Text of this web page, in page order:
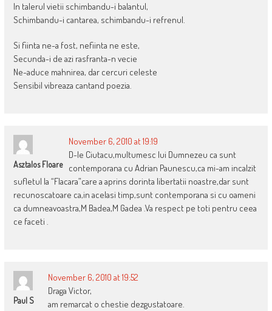
In talerul vietii schimbandu-i balantul,
Schimbandu-i cantarea, schimbandu-i refrenul.
Si fiinta ne-a fost, nefiinta ne este,
Secunda-i de azi rasfranta-n vecie
Ne-aduce mahnirea, dar cercuri celeste
Sensibil vibreaza cantand poezia.
Asztalos Floare
November 6, 2010 at 19:19
D-le Ciutacu,multumesc lui Dumnezeu ca sunt
contemporana cu Adrian Paunescu,ca mi-am incalzit
sufletul la “Flacara”care a aprins dorinta libertatii noastre,dar sunt
recunoscatoare ca,in acelasi timp,sunt contemporana si cu oameni
ca dumneavoastra,M Badea,M Gadea .Va respect pe toti pentru ceea
ce faceti .
Paul S
November 6, 2010 at 19:52
Draga Victor,
am remarcat o chestie dezgustatoare.